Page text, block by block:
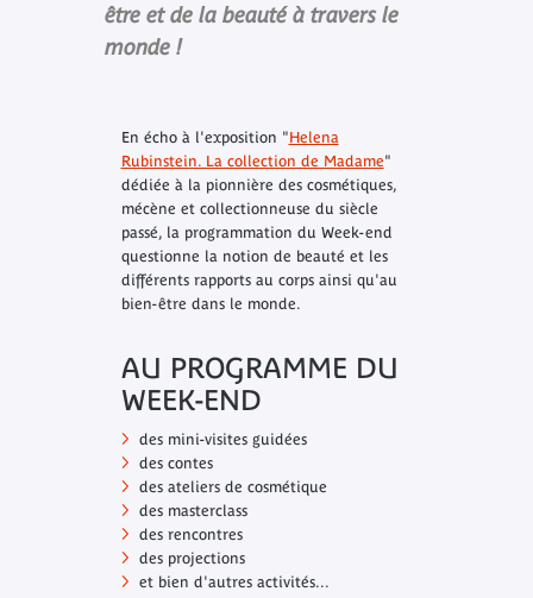
être et de la beauté à travers le
monde !
En écho à l'exposition "Helena
Rubinstein. La collection de Madame"
dédiée à la pionnière des cosmétiques,
mécène et collectionneuse du siècle
passé, la programmation du Week-end
questionne la notion de beauté et les
différents rapports au corps ainsi qu'au
bien-être dans le monde.
AU PROGRAMME DU
WEEK-END
des mini-visites guidées
des contes
des ateliers de cosmétique
des masterclass
des rencontres
des projections
et bien d'autres activités...